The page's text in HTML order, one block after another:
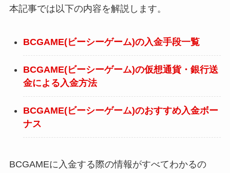
本記事では以下の内容を解説します。
BCGAME(ビーシーゲーム)の入金手段一覧
BCGAME(ビーシーゲーム)の仮想通貨・銀行送
金による入金方法
BCGAME(ビーシーゲーム)のおすすめ入金ボー
ナス
BCGAMEに入金する際の情報がすべてわかるの